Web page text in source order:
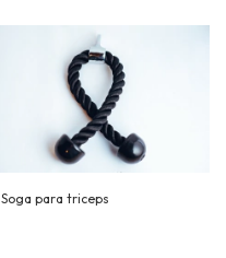
Soga para triceps